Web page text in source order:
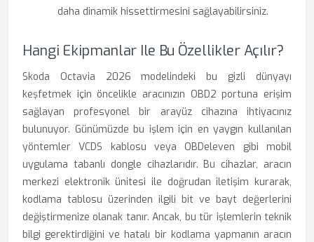
daha dinamik hissettirmesini sağlayabilirsiniz.
Hangi Ekipmanlar Ile Bu Özellikler Açılır?
Skoda Octavia 2026 modelindeki bu gizli dünyayı
keşfetmek için öncelikle aracınızın OBD2 portuna erişim
sağlayan profesyonel bir arayüz cihazına ihtiyacınız
bulunuyor. Günümüzde bu işlem için en yaygın kullanılan
yöntemler VCDS kablosu veya OBDeleven gibi mobil
uygulama tabanlı dongle cihazlarıdır. Bu cihazlar, aracın
merkezi elektronik ünitesi ile doğrudan iletişim kurarak,
kodlama tablosu üzerinden ilgili bit ve bayt değerlerini
değiştirmenize olanak tanır. Ancak, bu tür işlemlerin teknik
bilgi gerektirdiğini ve hatalı bir kodlama yapmanın aracın